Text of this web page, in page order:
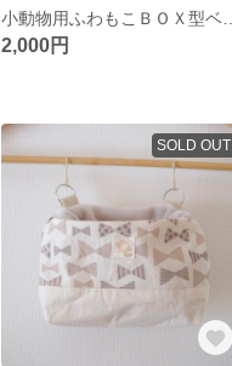
小動物用ふわもこＢＯＸ型ベッドポーチ
2,000円
SOLD OUT